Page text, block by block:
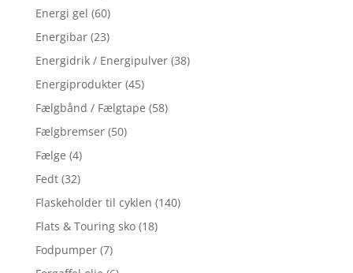
Energi gel (60)
Energibar (23)
Energidrik / Energipulver (38)
Energiprodukter (45)
Fælgbånd / Fælgtape (58)
Fælgbremser (50)
Fælge (4)
Fedt (32)
Flaskeholder til cyklen (140)
Flats & Touring sko (18)
Fodpumper (7)